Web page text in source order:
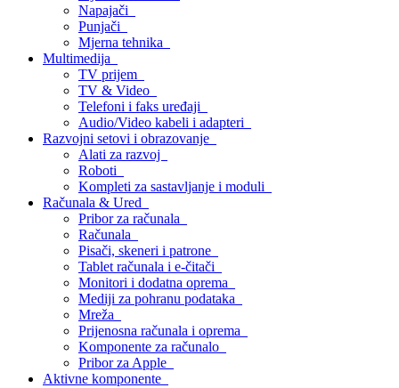
Napajači
Punjači
Mjerna tehnika
Multimedija
TV prijem
TV & Video
Telefoni i faks uređaji
Audio/Video kabeli i adapteri
Razvojni setovi i obrazovanje
Alati za razvoj
Roboti
Kompleti za sastavljanje i moduli
Računala & Ured
Pribor za računala
Računala
Pisači, skeneri i patrone
Tablet računala i e-čitači
Monitori i dodatna oprema
Mediji za pohranu podataka
Mreža
Prijenosna računala i oprema
Komponente za računalo
Pribor za Apple
Aktivne komponente